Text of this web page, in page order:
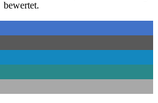
bewertet.